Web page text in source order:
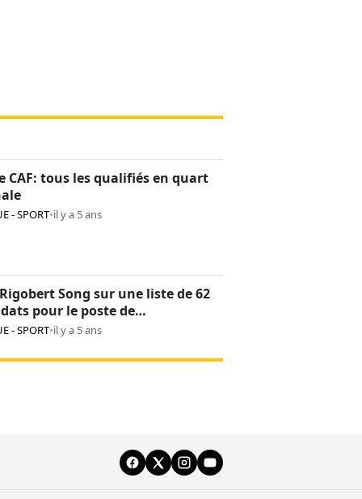
CAF: tous les qualifiés en quart
- SPORT•il y a 5 ans
Song sur une liste de 62
pour le poste de
des Léopards
- SPORT•il y a 5 ans